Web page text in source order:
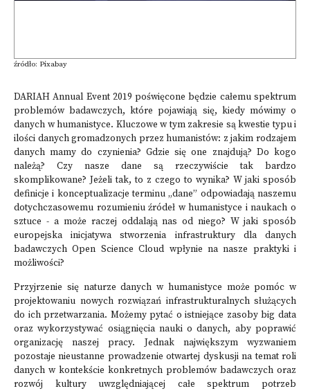
źródło: Pixabay
DARIAH Annual Event 2019 poświęcone będzie całemu spektrum
problemów badawczych, które pojawiają się, kiedy mówimy o
danych w humanistyce. Kluczowe w tym zakresie są kwestie typu i
ilości danych gromadzonych przez humanistów: z jakim rodzajem
danych mamy do czynienia? Gdzie się one znajdują? Do kogo
należą? Czy nasze dane są rzeczywiście tak bardzo
skomplikowane? Jeżeli tak, to z czego to wynika? W jaki sposób
definicje i konceptualizacje terminu „dane” odpowiadają naszemu
dotychczasowemu rozumieniu źródeł w humanistyce i naukach o
sztuce - a może raczej oddalają nas od niego? W jaki sposób
europejska inicjatywa stworzenia infrastruktury dla danych
badawczych Open Science Cloud wpłynie na nasze praktyki i
możliwości?
Przyjrzenie się naturze danych w humanistyce może pomóc w
projektowaniu nowych rozwiązań infrastrukturalnych służących
do ich przetwarzania. Możemy pytać o istniejące zasoby big data
oraz wykorzystywać osiągnięcia nauki o danych, aby poprawić
organizację naszej pracy. Jednak największym wyzwaniem
pozostaje nieustanne prowadzenie otwartej dyskusji na temat roli
danych w kontekście konkretnych problemów badawczych oraz
rozwój kultury uwzględniającej całe spektrum potrzeb